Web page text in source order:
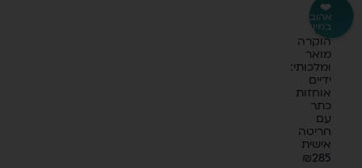
❤️
אהוב
במיוחד
מגן
הוקרה
מואר
ומלכותי:
ידיים
אוחזות
כתר
עם
חריטה
אישית
₪285